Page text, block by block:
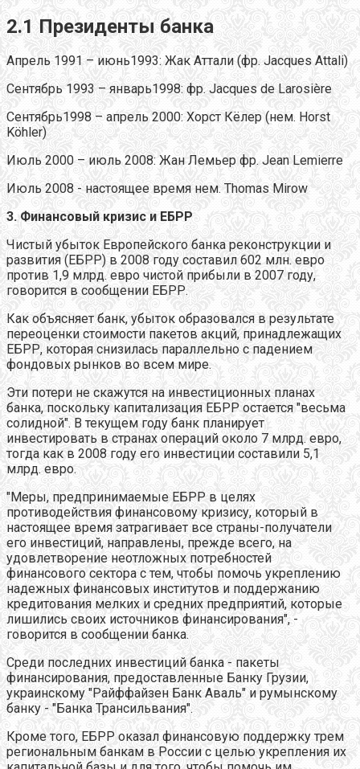
2.1 Президенты банка
Апрель 1991 – июнь1993: Жак Аттали (фр. Jacques Attali)
Сентябрь 1993 – январь1998: фр. Jacques de Larosière
Сентябрь1998 – апрель 2000: Хорст Кёлер (нем. Horst
Köhler)
Июль 2000 – июль 2008: Жан Лемьер фр. Jean Lemierre
Июль 2008 - настоящее время нем. Thomas Mirow
3. Финансовый кризис и ЕБРР
Чистый убыток Европейского банка реконструкции и
развития (ЕБРР) в 2008 году составил 602 млн. евро
против 1,9 млрд. евро чистой прибыли в 2007 году,
говорится в сообщении ЕБРР.
Как объясняет банк, убыток образовался в результате
переоценки стоимости пакетов акций, принадлежащих
ЕБРР, которая снизилась параллельно с падением
фондовых рынков во всем мире.
Эти потери не скажутся на инвестиционных планах
банка, поскольку капитализация ЕБРР остается "весьма
солидной". В текущем году банк планирует
инвестировать в странах операций около 7 млрд. евро,
тогда как в 2008 году его инвестиции составили 5,1
млрд. евро.
"Меры, предпринимаемые ЕБРР в целях
противодействия финансовому кризису, который в
настоящее время затрагивает все страны-получатели
его инвестиций, направлены, прежде всего, на
удовлетворение неотложных потребностей
финансового сектора с тем, чтобы помочь укреплению
надежных финансовых институтов и поддержанию
кредитования мелких и средних предприятий, которые
лишились своих источников финансирования", -
говорится в сообщении банка.
Среди последних инвестиций банка - пакеты
финансирования, предоставленные Банку Грузии,
украинскому "Райффайзен Банк Аваль" и румынскому
банку - "Банка Трансильвания".
Кроме того, ЕБРР оказал финансовую поддержку трем
региональным банкам в России с целью укрепления их